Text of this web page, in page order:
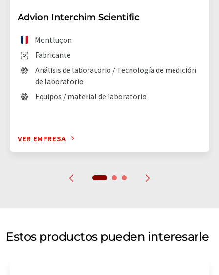
Advion Interchim Scientific
Fabricante
Montluçon
Análisis de laboratorio / Tecnología de medición
de laboratorio
Equipos / material de laboratorio
VER EMPRESA
Estos productos pueden interesarle